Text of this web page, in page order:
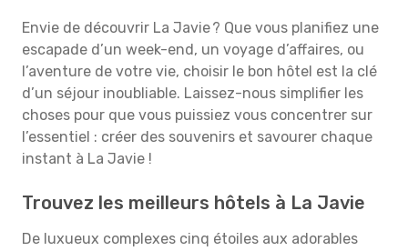
Envie de découvrir La Javie ? Que vous planifiez une
escapade d’un week-end, un voyage d’affaires, ou
l’aventure de votre vie, choisir le bon hôtel est la clé
d’un séjour inoubliable. Laissez-nous simplifier les
choses pour que vous puissiez vous concentrer sur
l’essentiel : créer des souvenirs et savourer chaque
instant à La Javie !
Trouvez les meilleurs hôtels à La Javie
De luxueux complexes cinq étoiles aux adorables